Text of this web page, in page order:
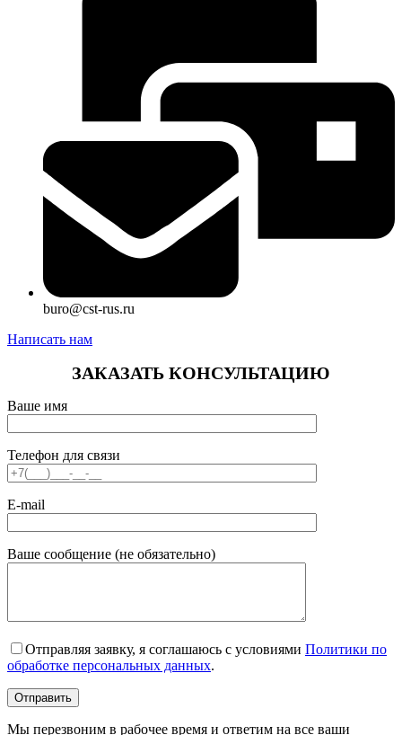
buro@cst-rus.ru
Написать нам
ЗАКАЗАТЬ КОНСУЛЬТАЦИЮ
Ваше имя
Телефон для связи
E-mail
Ваше сообщение (не обязательно)
Отправляя заявку, я соглашаюсь с условиями Политики по
обработке персональных данных.
Мы перезвоним в рабочее время и ответим на все ваши